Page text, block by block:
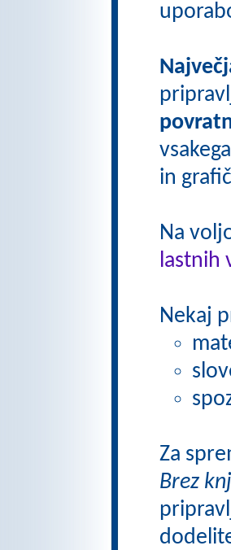
in
Na
lastnih
Nekaj
Za
Brez